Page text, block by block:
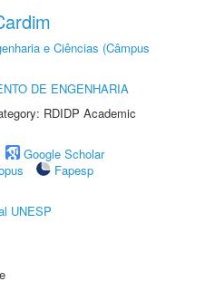
e Ciências (Câmpus
DE ENGENHARIA
RDIDP Academic
Google Scholar
Fapesp
UNESP